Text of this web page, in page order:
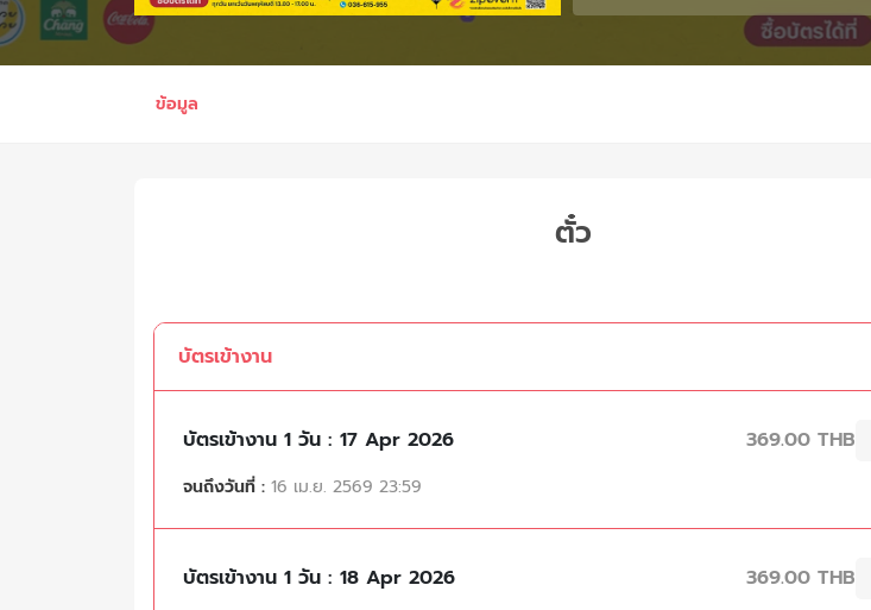
ข้อมูล
ตั๋ว
บัตรเข้างาน
บัตรเข้างาน 1 วัน : 17 Apr 2026 369.00 THB
จนถึงวันที่ : 16 เม.ย. 2569 23:59
บัตรเข้างาน 1 วัน : 18 Apr 2026 369.00 THB